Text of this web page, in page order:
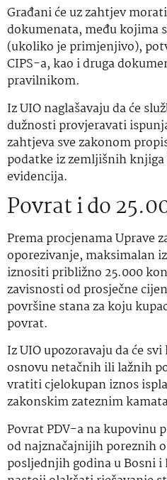
Građani će uz zahtjev
dokumenata, među kojima
(ukoliko je primjenjivo),
CIPS-a, kao i druga
pravilnikom.
Iz UIO naglašavaju da će
dužnosti provjeravati
zahtjeva sve zakonom
podatke iz zemljišnih
evidencija.
Povrat i do
Prema procjenama Uprave
oporezivanje, maksimalan
iznositi približno 25.000
zavisnosti od prosječne
površine stana za koju
povrat.
Iz UIO upozoravaju da će
osnovu netačnih ili lažnih
vratiti cjelokupan iznos
zakonskim zateznim
Povrat PDV-a na kupovinu
od najznačajnijih poreznih
posljednjih godina u Bosni